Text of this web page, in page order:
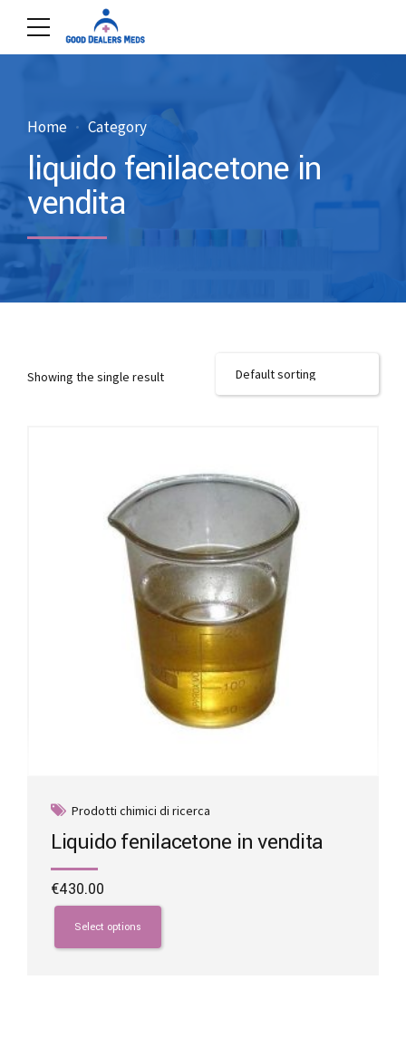
Home Category
liquido fenilacetone in
vendita
Showing the single result
Prodotti chimici di ricerca
Liquido fenilacetone in vendita
€430.00
Select options
This
product
has